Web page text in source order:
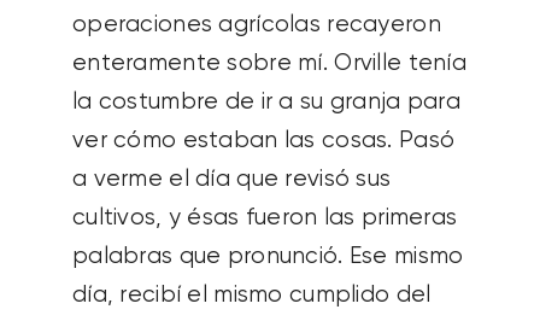
operaciones agrícolas recayeron
enteramente sobre mí. Orville tenía
la costumbre de ir a su granja para
ver cómo estaban las cosas. Pasó
a verme el día que revisó sus
cultivos, y ésas fueron las primeras
palabras que pronunció. Ese mismo
día, recibí el mismo cumplido del